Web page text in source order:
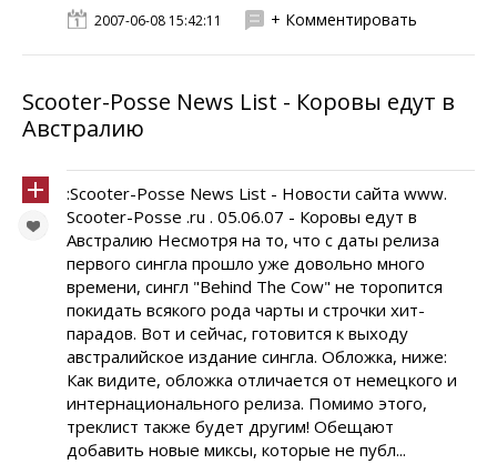
2007-06-08 15:42:11 + Комментировать
Scooter-Posse News List - Коровы едут в
Австралию
:Scooter-Posse News List - Новости сайта www.
Scooter-Posse .ru . 05.06.07 - Коровы едут в
Австралию Несмотря на то, что с даты релиза
первого сингла прошло уже довольно много
времени, сингл "Behind The Cow" не торопится
покидать всякого рода чарты и строчки хит-
парадов. Вот и сейчас, готовится к выходу
австралийское издание сингла. Обложка, ниже:
Как видите, обложка отличается от немецкого и
интернационального релиза. Помимо этого,
треклист также будет другим! Обещают
добавить новые миксы, которые не публ...